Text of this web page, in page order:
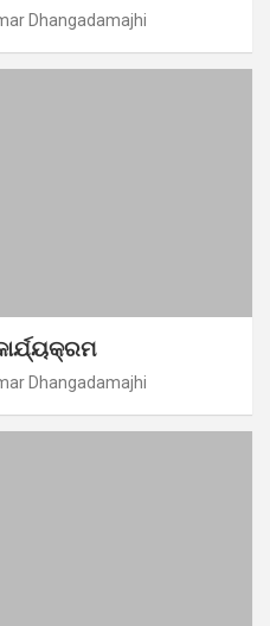
Dhangadamajhi
Dhangadamajhi